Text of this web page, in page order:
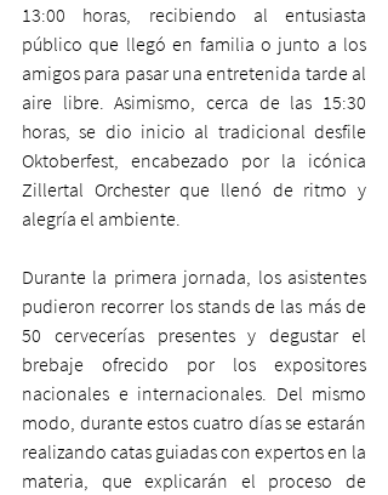
13:00 horas, recibiendo al entusiasta
público que llegó en familia o junto a los
amigos para pasar una entretenida tarde al
aire libre. Asimismo, cerca de las 15:30
horas, se dio inicio al tradicional desfile
Oktoberfest, encabezado por la icónica
Zillertal Orchester que llenó de ritmo y
alegría el ambiente.
Durante la primera jornada, los asistentes
pudieron recorrer los stands de las más de
50 cervecerías presentes y degustar el
brebaje ofrecido por los expositores
nacionales e internacionales. Del mismo
modo, durante estos cuatro días se estarán
realizando catas guiadas con expertos en la
materia, que explicarán el proceso de